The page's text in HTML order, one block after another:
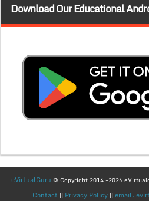
Download Our Educational
eVirtualGuru © Copyright 2014 -2026
Contact || Privacy Policy|| email: